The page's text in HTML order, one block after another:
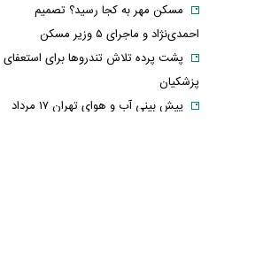
مسکن مهر به کجا رسید؟ تصمیم
احمدی‌نژاد و ماجرای ۵ وزیر مسکن
پشت پرده تلاش تندروها برای استعفای
پزشکیان
پیش بینی آب و هوای تهران ۱۷ مرداد